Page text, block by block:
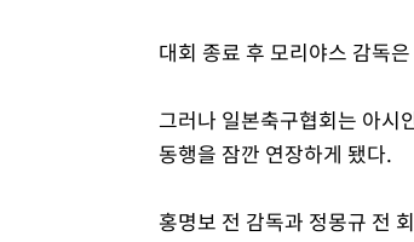
대회 종료 후 모리야스 감독
그러나 일본축구협회는 아시
동행을 잠깐 연장하게 됐다.
홍명보 전 감독과 정몽규 전